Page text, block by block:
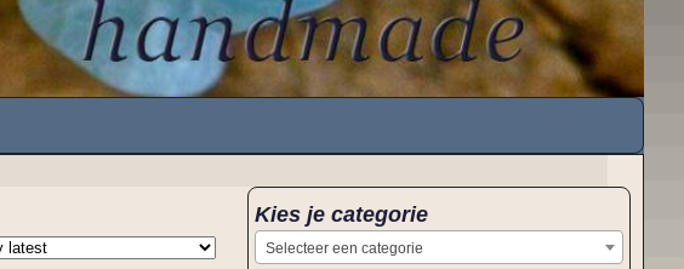
Kies je categorie
Selecteer een categorie